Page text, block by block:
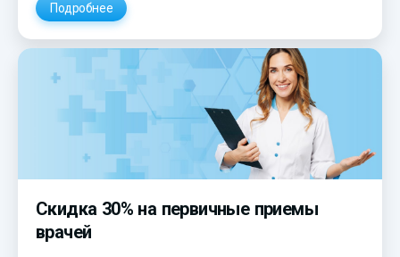
Подробнее
Скидка 30% на первичные приемы
врачей